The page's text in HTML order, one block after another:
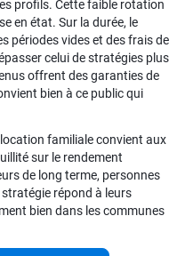
profils. Cette faible rotation
en état. Sur la durée, le
périodes vides et des frais de
celui de stratégies plus
offrent des garanties de
bien à ce public qui
familiale convient aux
sur le rendement
de long terme, personnes
répond à leurs
bien dans les communes